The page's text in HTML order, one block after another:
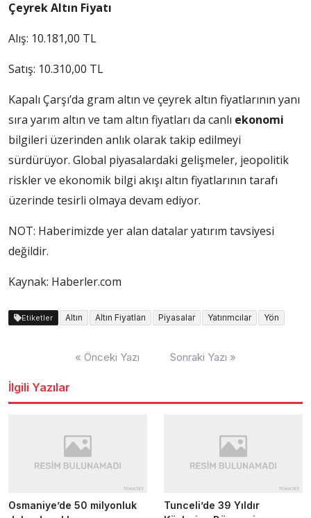
Çeyrek Altın Fiyatı
Alış: 10.181,00 TL
Satış: 10.310,00 TL
Kapalı Çarşı’da gram altın ve çeyrek altın fiyatlarının yanı
sıra yarım altın ve tam altın fiyatları da canlı ekonomi
bilgileri üzerinden anlık olarak takip edilmeyi
sürdürüyor. Global piyasalardaki gelişmeler, jeopolitik
riskler ve ekonomik bilgi akışı altın fiyatlarının tarafı
üzerinde tesirli olmaya devam ediyor.
NOT: Haberimizde yer alan datalar yatırım tavsiyesi
değildir.
Kaynak: Haberler.com
Etiketler Altın Altın Fiyatları Piyasalar Yatırımcılar Yön
« Önceki Yazı Sonraki Yazı »
İlgili Yazılar
Osmaniye’de 50 milyonluk
Tunceli’de 39 Yıldır